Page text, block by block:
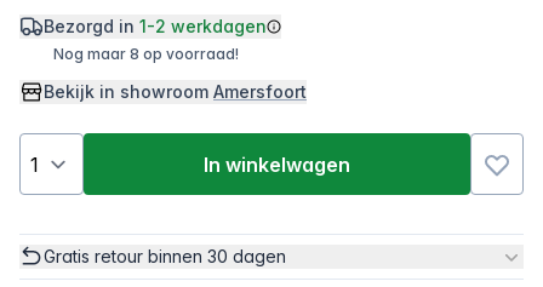
Bezorgd in 1-2 werkdagen
Nog maar 8 op voorraad!
Bekijk in showroom Amersfoort
In winkelwagen
Gratis retour binnen 30 dagen